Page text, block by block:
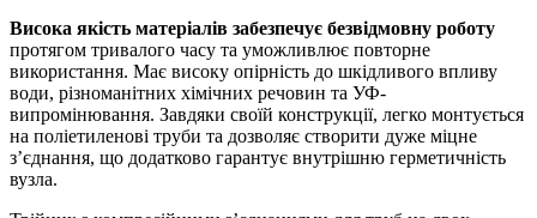
Висока якість матеріалів забезпечує безвідмовну роботу
протягом тривалого часу та уможливлює повторне
використання. Має високу опірність до шкідливого впливу
води, різноманітних хімічних речовин та УФ-
випромінювання. Завдяки своїй конструкції, легко монтується
на поліетиленові труби та дозволяє створити дуже міцне
з’єднання, що додатково гарантує внутрішню герметичність
вузла.